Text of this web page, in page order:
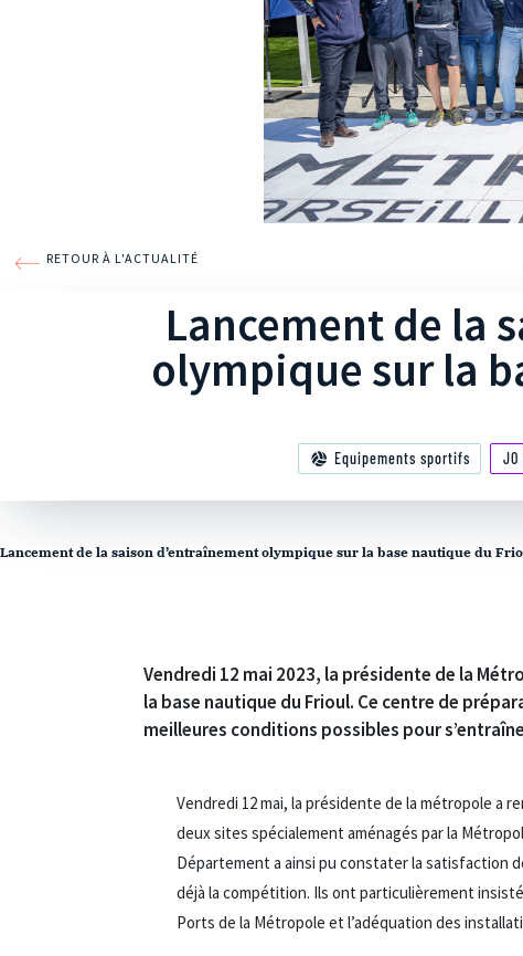
RETOUR À L'ACTUALITÉ
Lancement de la
olympique sur la
Equipements sportifs JO
Lancement de la saison d’entraînement olympique sur la base nautique du
Vendredi 12 mai 2023, la présidente de la
la base nautique du Frioul. Ce centre de
meilleures conditions possibles pour
Vendredi 12 mai, la présidente de la métropole a
deux sites spécialement aménagés par la
Département a ainsi pu constater la satisfaction
déjà la compétition. Ils ont particulièrement
Ports de la Métropole et l’adéquation des